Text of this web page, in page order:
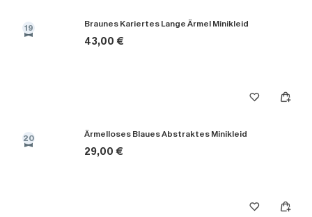
19 Braunes Kariertes Lange Ärmel Minikleid
43,00 €
20 Ärmelloses Blaues Abstraktes Minikleid
29,00 €